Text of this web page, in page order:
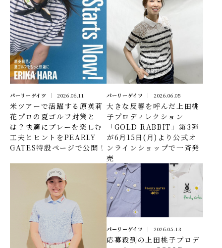
パーリーゲイツ 2026.06.11
米ツアーで活躍する原英莉
花プロの夏ゴルフ対策と
は？快適にプレーを楽しむ
工夫とヒントをPEARLY
GATES特設ページで公開！
パーリーゲイツ 2026.06.05
大きな反響を呼んだ上田桃
子プロディレクション
「GOLD RABBIT」第3弾
が6月15日(月)より公式オ
ンラインショップで一斉発
売
パーリーゲイツ 2026.05.13
応募殺到の上田桃子プロデ